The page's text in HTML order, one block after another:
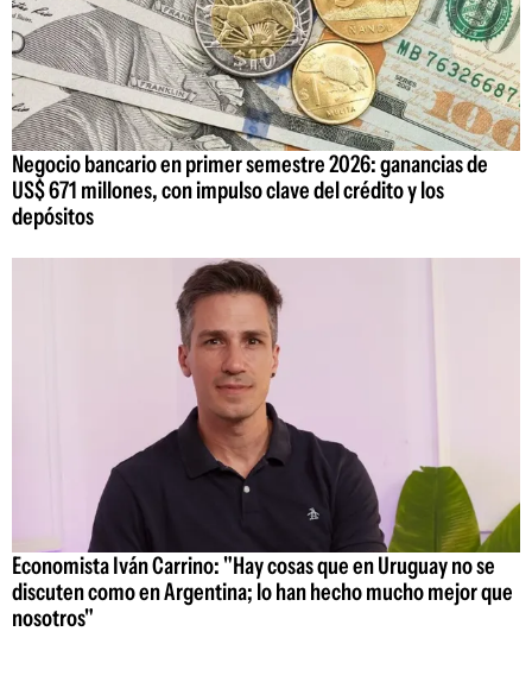
Negocio bancario en primer semestre 2026: ganancias de
US$ 671 millones, con impulso clave del crédito y los
depósitos
Economista Iván Carrino: "Hay cosas que en Uruguay no se
discuten como en Argentina; lo han hecho mucho mejor que
nosotros"